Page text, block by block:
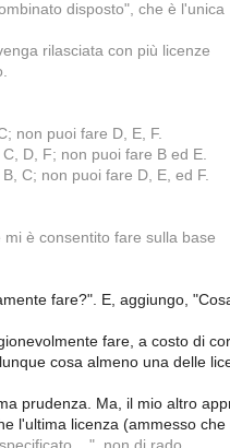
disposto", che è l'unica
rilasciata con più licenze
non puoi fare D, E, F.
D, F; non puoi fare B ed E.
C; non puoi fare D, E, ed F.
è consentito fare sulla base
fare?". E, aggiungo,
fare, a costo di
cosa almeno una delle
prudenza. Ma, il mio altro
l'ultima licenza (ammesso